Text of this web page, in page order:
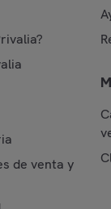
de venta y